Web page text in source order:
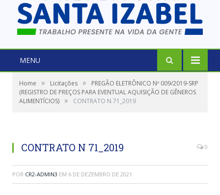
MENU
Home » Licitações »
PREGÃO ELETRÔNICO Nº 009/2019-SRP
(REGISTRO DE PREÇOS PARA EVENTUAL AQUISIÇÃO DE GÊNEROS
ALIMENTÍCIOS) » CONTRATO N 71_2019
CONTRATO N 71_2019 0
POR CR2-ADMIN3 EM 6 DE DEZEMBRO DE 2021